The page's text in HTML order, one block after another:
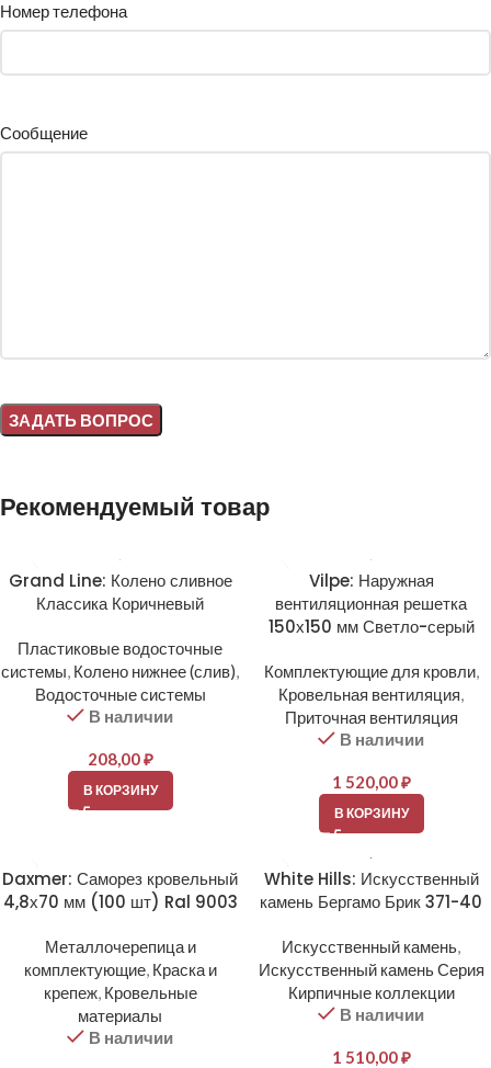
Номер телефона
Сообщение
Рекомендуемый товар
Grand Line: Колено сливное
Классика Коричневый
Пластиковые водосточные
системы, Колено нижнее (слив),
Водосточные системы
В наличии
208,00₽
В КОРЗИНУ
Vilpe: Наружная
вентиляционная решетка
150х150 мм Светло-серый
Комплектующие для кровли,
Кровельная вентиляция,
Приточная вентиляция
В наличии
1 520,00₽
В КОРЗИНУ
Daxmer: Саморез кровельный
4,8х70 мм (100 шт) Ral 9003
Металлочерепица и
комплектующие, Краска и
крепеж, Кровельные
материалы
В наличии
White Hills: Искусственный
камень Бергамо Брик 371-40
Искусственный камень,
Искусственный камень Серия
Кирпичные коллекции
В наличии
1 510,00₽